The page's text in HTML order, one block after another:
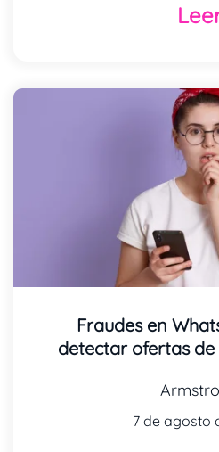
Fraudes en
detectar ofertas
7 de agosto